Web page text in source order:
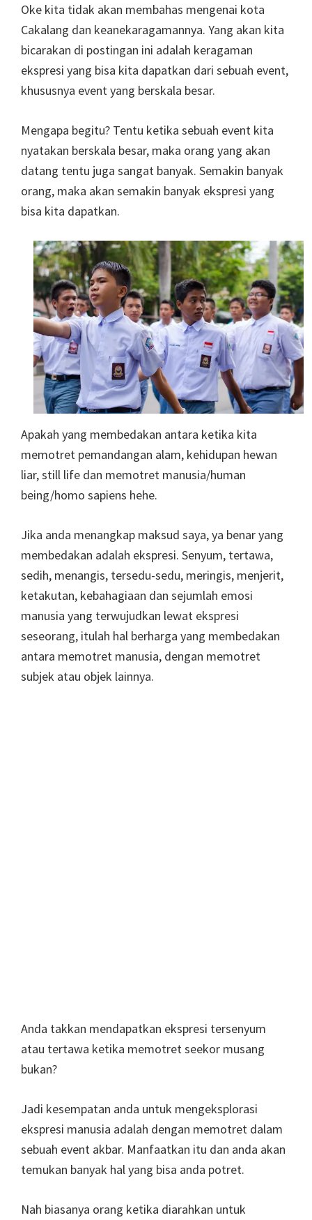
Oke kita tidak akan membahas mengenai kota
Cakalang dan keanekaragamannya. Yang akan kita
bicarakan di postingan ini adalah keragaman
ekspresi yang bisa kita dapatkan dari sebuah event,
khususnya event yang berskala besar.
Mengapa begitu? Tentu ketika sebuah event kita
nyatakan berskala besar, maka orang yang akan
datang tentu juga sangat banyak. Semakin banyak
orang, maka akan semakin banyak ekspresi yang
bisa kita dapatkan.
Apakah yang membedakan antara ketika kita
memotret pemandangan alam, kehidupan hewan
liar, still life dan memotret manusia/human
being/homo sapiens hehe.
Jika anda menangkap maksud saya, ya benar yang
membedakan adalah ekspresi. Senyum, tertawa,
sedih, menangis, tersedu-sedu, meringis, menjerit,
ketakutan, kebahagiaan dan sejumlah emosi
manusia yang terwujudkan lewat ekspresi
seseorang, itulah hal berharga yang membedakan
antara memotret manusia, dengan memotret
subjek atau objek lainnya.
Anda takkan mendapatkan ekspresi tersenyum
atau tertawa ketika memotret seekor musang
bukan?
Jadi kesempatan anda untuk mengeksplorasi
ekspresi manusia adalah dengan memotret dalam
sebuah event akbar. Manfaatkan itu dan anda akan
temukan banyak hal yang bisa anda potret.
Nah biasanya orang ketika diarahkan untuk